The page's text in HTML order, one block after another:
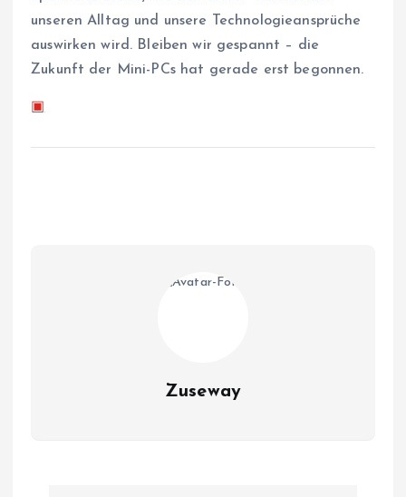
unseren Alltag und unsere Technologieansprüche
auswirken wird. Bleiben wir gespannt – die
Zukunft der Mini-PCs hat gerade erst begonnen.
▣
Zuseway